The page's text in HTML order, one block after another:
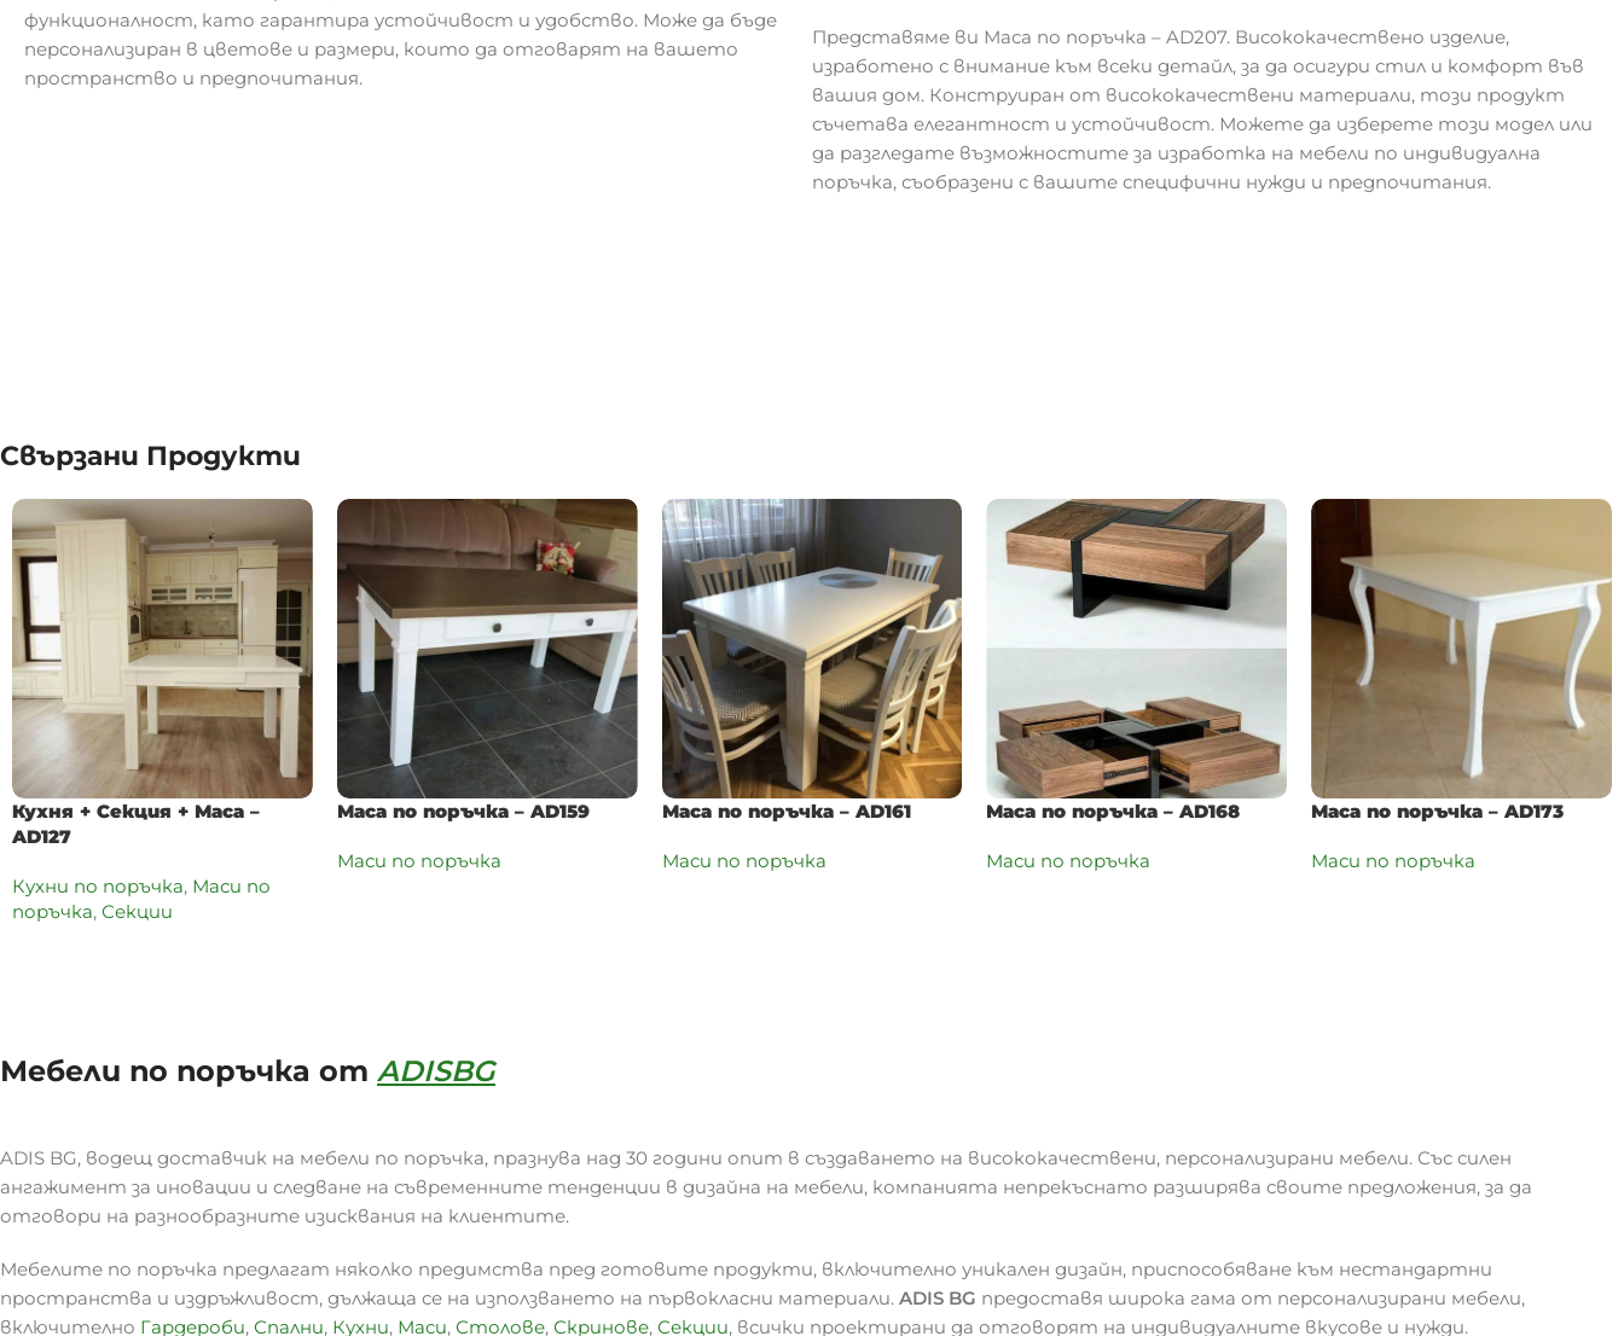
функционалност, като гарантира устойчивост и удобство. Може да бъде
персонализиран в цветове и размери, които да отговарят на вашето
пространство и предпочитания.
Представяме ви Маса по поръчка – AD207. Висококачествено изделие,
изработено с внимание към всеки детайл, за да осигури стил и комфорт във
вашия дом. Конструиран от висококачествени материали, този продукт
съчетава елегантност и устойчивост. Можете да изберете този модел или
да разгледате възможностите за изработка на мебели по индивидуална
поръчка, съобразени с вашите специфични нужди и предпочитания.
Свързани Продукти
Кухня + Секция + Маса –
AD127
Кухни по поръчка, Маси по
поръчка, Секции
Маса по поръчка – AD159
Маси по поръчка
Маса по поръчка – AD161
Маси по поръчка
Маса по поръчка – AD168
Маси по поръчка
Маса по поръчка – AD173
Маси по поръчка
Мебели по поръчка от ADISBG
ADIS BG, водещ доставчик на мебели по поръчка, празнува над 30 години опит в създаването на висококачествени, персонализирани мебели. Със силен
ангажимент за иновации и следване на съвременните тенденции в дизайна на мебели, компанията непрекъснато разширява своите предложения, за да
отговори на разнообразните изисквания на клиентите.
Мебелите по поръчка предлагат няколко предимства пред готовите продукти, включително уникален дизайн, приспособяване към нестандартни
пространства и издръжливост, дължаща се на използването на първокласни материали. ADIS BG предоставя широка гама от персонализирани мебели,
включително Гардероби, Спални, Кухни, Маси, Столове, Скринове, Секции, всички проектирани да отговорят на индивидуалните вкусове и нужди.